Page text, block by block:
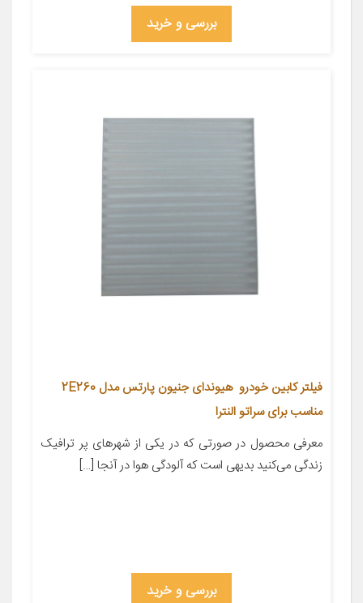
بررسی و خرید
فیلتر کابین خودرو هیوندای جنیون پارتس مدل 2E260
مناسب برای سراتو النترا
معرفی محصول در صورتی که در یکی از شهر‌های پر ترافیک
زندگی می‌کنید بدیهی است که آلودگی هوا در آنجا […]
بررسی و خرید